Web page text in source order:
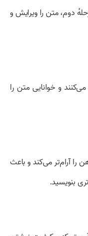
دوم، متن را ویرایش و
و خوانایی متن را
را آرام‌تر می‌کند و باعث
بنویسید.